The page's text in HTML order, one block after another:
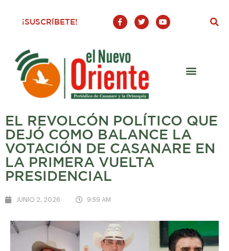
¡SUSCRÍBETE!
F
a
c
o
o
-
T
w
i
Y
o
u
EL REVOLCÓN POLÍTICO QUE
DEJÓ COMO BALANCE LA
VOTACIÓN DE CASANARE EN
LA PRIMERA VUELTA
PRESIDENCIAL
JUNIO 2, 2026 9:59 AM